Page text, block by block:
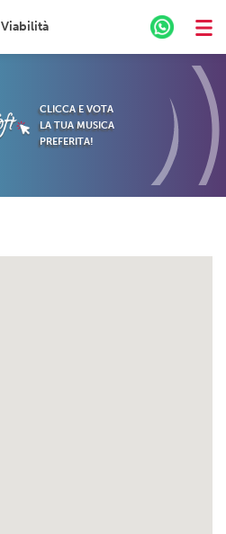
Viabilità
CLICCA E VOTA
LA TUA MUSICA
PREFERITA!